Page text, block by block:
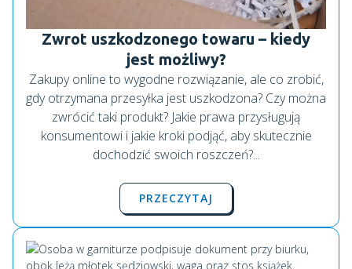
Zwrot uszkodzonego towaru – kiedy
jest możliwy?
Zakupy online to wygodne rozwiązanie, ale co zrobić,
gdy otrzymana przesyłka jest uszkodzona? Czy można
zwrócić taki produkt? Jakie prawa przysługują
konsumentowi i jakie kroki podjąć, aby skutecznie
dochodzić swoich roszczeń?...
PRZECZYTAJ